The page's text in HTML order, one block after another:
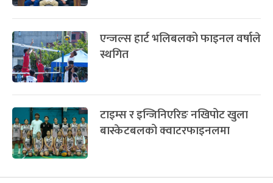
एन्जल्स हार्ट भलिबलको फाइनल वर्षाले
स्थगित
टाइम्स र इन्जिनिएरिङ नखिपोट खुला
बास्केटबलको क्वाटरफाइनलमा